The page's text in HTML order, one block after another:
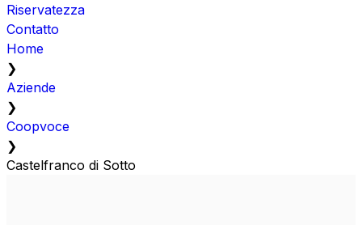
Riservatezza
Contatto
Home
❯
Aziende
❯
Coopvoce
❯
Castelfranco di Sotto